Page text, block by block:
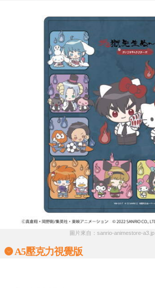
圖片來自：sanrio-animestore-a3.jp
A5壓克力視覺版